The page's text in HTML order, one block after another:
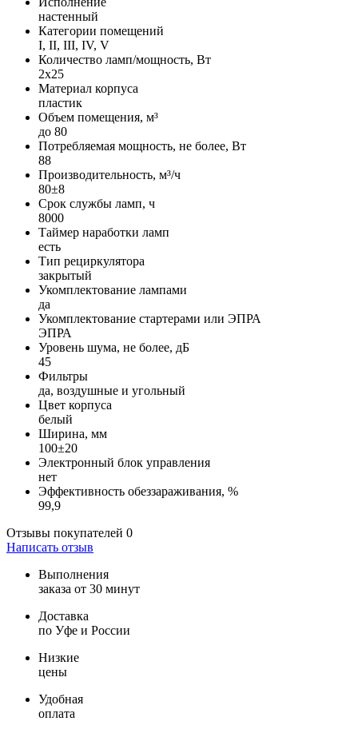
настенный
Категории помещений
I, II, III, IV, V
Количество ламп/мощность, Вт
2х25
Материал корпуса
пластик
Объем помещения, м³
до 80
Потребляемая мощность, не более, Вт
88
Производительность, м³/ч
80±8
Срок службы ламп, ч
8000
Таймер наработки ламп
есть
Тип рециркулятора
закрытый
Укомплектование лампами
да
Укомплектование стартерами или ЭПРА
ЭПРА
Уровень шума, не более, дБ
45
Фильтры
да, воздушные и угольный
Цвет корпуса
белый
Ширина, мм
100±20
Электронный блок управления
нет
Эффективность обеззараживания, %
99,9
Отзывы покупателей 0
Написать отзыв
Выполнения
заказа от 30 минут
Доставка
по Уфе и России
Низкие
цены
Удобная
оплата